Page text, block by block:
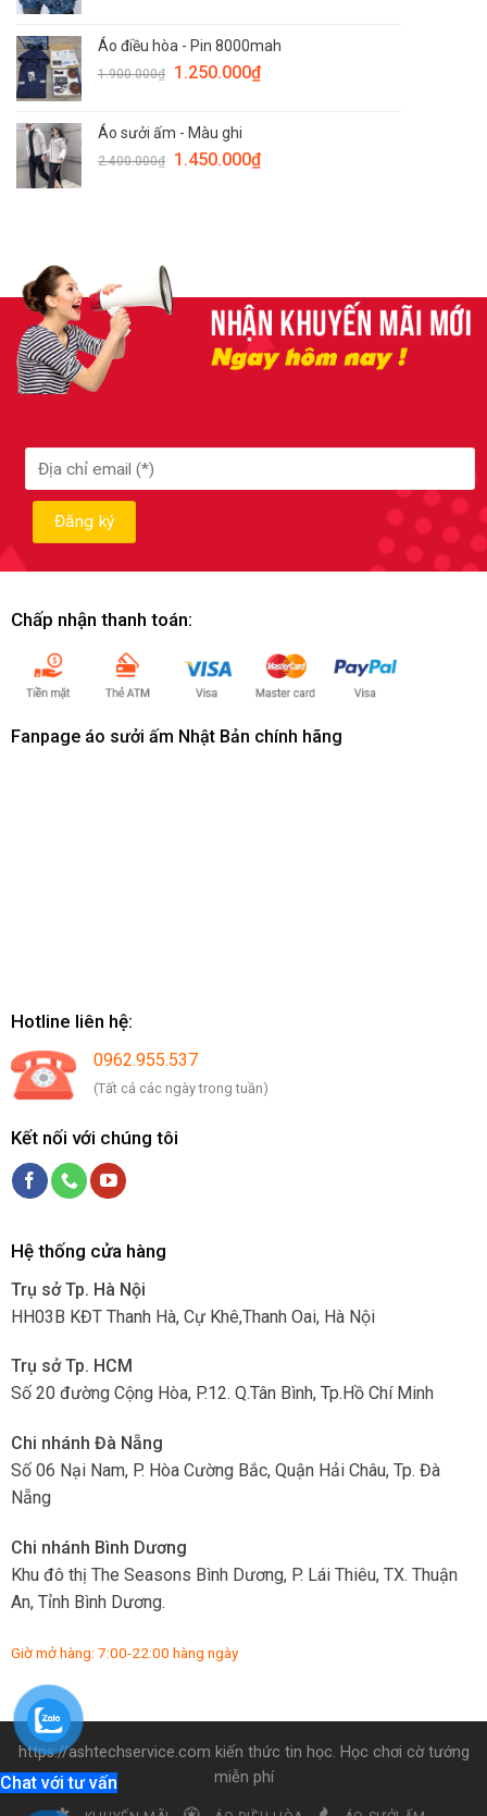
Áo điều hòa - Pin 8000mah
1.900.000₫ 1.250.000₫
Áo sưởi ấm - Màu ghi
2.400.000₫ 1.450.000₫
Chấp nhận thanh toán:
Fanpage áo sưởi ấm Nhật Bản chính hãng
Hotline liên hệ:
0962.955.537
(Tất cả các ngày trong tuần)
Kết nối với chúng tôi
Hệ thống cửa hàng
Trụ sở Tp. Hà Nội
HH03B KĐT Thanh Hà, Cự Khê,Thanh Oai, Hà Nội
Trụ sở Tp. HCM
Số 20 đường Cộng Hòa, P.12. Q.Tân Bình, Tp.Hồ Chí Minh
Chi nhánh Đà Nẵng
Số 06 Nại Nam, P. Hòa Cường Bắc, Quận Hải Châu, Tp. Đà
Nẵng
Chi nhánh Bình Dương
Khu đô thị The Seasons Bình Dương, P. Lái Thiêu, TX. Thuận
An, Tỉnh Bình Dương.
Giờ mở hàng: 7:00-22:00 hàng ngày
https://ashtechservice.com kiến thức tin học. Học chơi cờ tướng
miễn phí
Chat với tư vấn